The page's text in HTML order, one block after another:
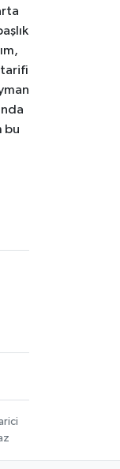
tarifi
bu